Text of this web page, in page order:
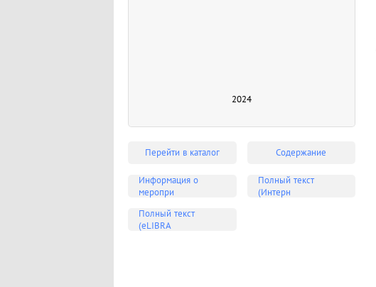
2024
Перейти в каталог Содержание
Информация о
меропри
Полный текст
(Интерн
Полный текст
(eLIBRA